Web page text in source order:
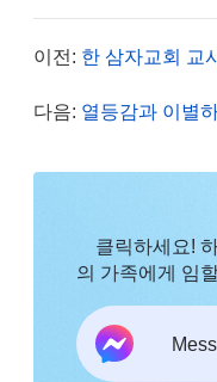
이 아무리 바빠도
끊임없이 성장할
느끼지 않거나 관
편, 스스로를 돌아
무에 영향을 주지
하지 않는 사람은
사람만이 생명 성
제를 해결해야 할
서 늘 진리를 구
이전: 한 삼자교회 교
다음: 열등감과 이별
클릭하세요!
의 가족에게 임